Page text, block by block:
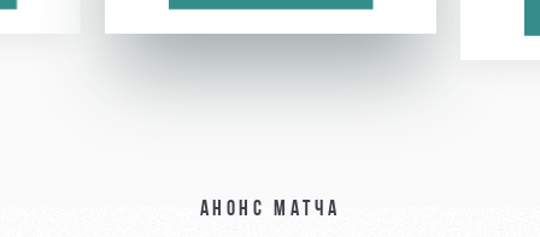
Анонс матча